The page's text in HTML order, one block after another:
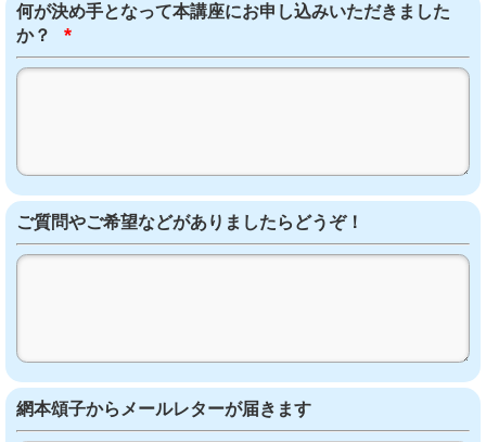
何が決め手となって本講座にお申し込みいただきました
か？
*
ご質問やご希望などがありましたらどうぞ！
網本頌子からメールレターが届きます